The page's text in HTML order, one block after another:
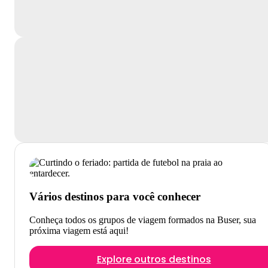
Vários destinos para você conhecer
Conheça todos os grupos de viagem formados na Buser, sua
próxima viagem está aqui!
Explore outros destinos